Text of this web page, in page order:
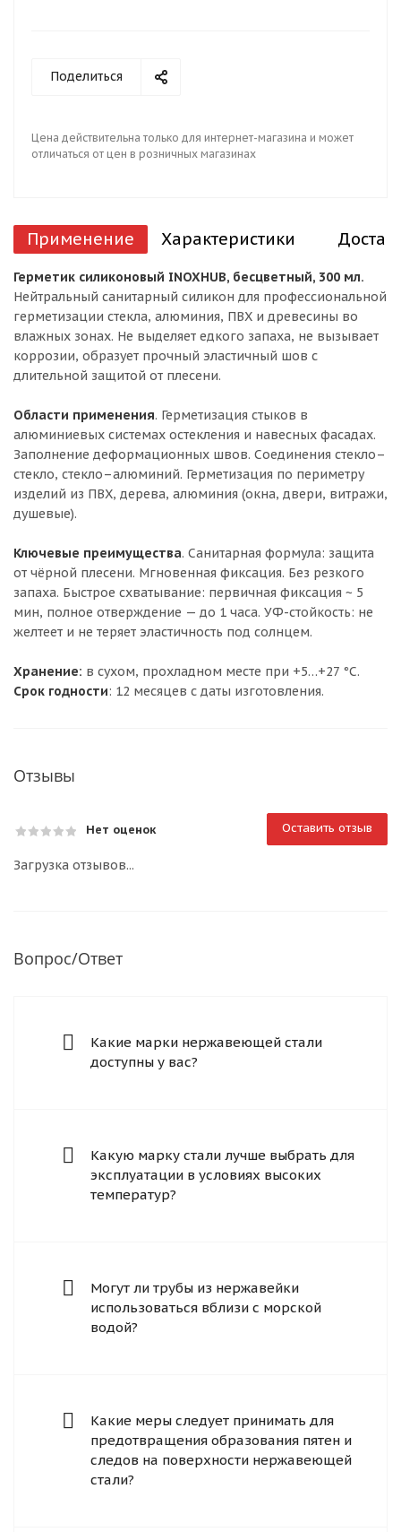
Поделиться
Цена действительна только для интернет-магазина и может
отличаться от цен в розничных магазинах
Применение Характеристики
Герметик силиконовый INOXHUB, бесцветный, 300 мл.
Нейтральный санитарный силикон для профессиональной
герметизации стекла, алюминия, ПВХ и древесины во
влажных зонах. Не выделяет едкого запаха, не вызывает
коррозии, образует прочный эластичный шов с
длительной защитой от плесени.
Области применения. Герметизация стыков в
алюминиевых системах остекления и навесных фасадах.
Заполнение деформационных швов. Соединения стекло–
стекло, стекло–алюминий. Герметизация по периметру
изделий из ПВХ, дерева, алюминия (окна, двери, витражи,
душевые).
Ключевые преимущества. Санитарная формула: защита
от чёрной плесени. Мгновенная фиксация. Без резкого
запаха. Быстрое схватывание: первичная фиксация ~ 5
мин, полное отверждение — до 1 часа. УФ-стойкость: не
желтеет и не теряет эластичность под солнцем.
Хранение: в сухом, прохладном месте при +5…+27 °C.
Срок годности: 12 месяцев с даты изготовления.
Отзывы
Нет оценок Оставить отзыв
Загрузка отзывов...
Вопрос/Ответ
Какие марки нержавеющей стали
доступны у вас?
Какую марку стали лучше выбрать для
эксплуатации в условиях высоких
температур?
Могут ли трубы из нержавейки
использоваться вблизи с морской
водой?
Какие меры следует принимать для
предотвращения образования пятен и
следов на поверхности нержавеющей
стали?